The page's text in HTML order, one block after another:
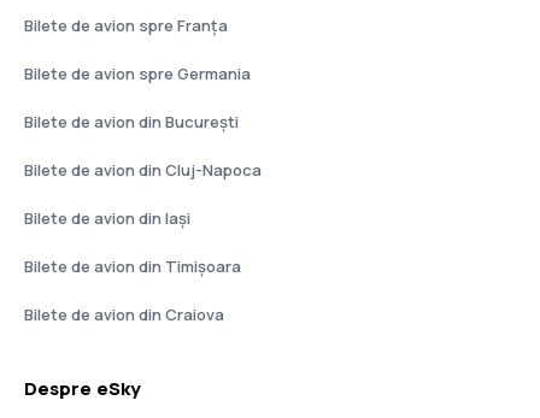
Bilete de avion spre Franţa
Bilete de avion spre Germania
Bilete de avion din București
Bilete de avion din Cluj-Napoca
Bilete de avion din Iași
Bilete de avion din Timișoara
Bilete de avion din Craiova
Despre eSky